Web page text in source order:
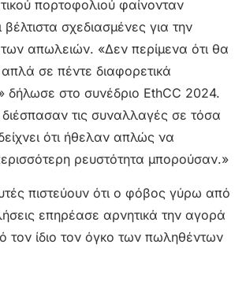
πορτοφολιού φαίνονταν
βέλτιστα σχεδιασμένες για την
των απωλειών. «Δεν περίμενα ότι θα
σε πέντε διαφορετικά
δήλωσε στο συνέδριο EthCC 2024.
διέσπασαν τις συναλλαγές σε τόσα
ότι ήθελαν απλώς να
ρευστότητα μπορούσαν.»
πιστεύουν ότι ο φόβος γύρω από
επηρέασε αρνητικά την αγορά
τον ίδιο τον όγκο των πωληθέντων